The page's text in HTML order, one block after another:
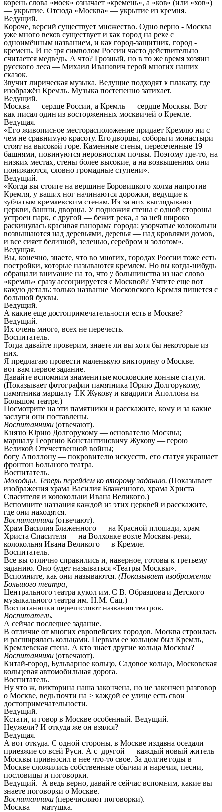
корень слова «моек» означает «кремень», а «ков» (или «хов»)
— укрытие. Отсюда «Москва» — укрытие из кремня.
Ведущий.
Короче, версий существует множество. Одно верно - Москва
уже много веков существует и как город на реке с
одноимённым названием, и как город-защитник, город -
кремень. И не зря символом России часто действительно
считается медведь. А что? Грозный, но в то же время хозяин
русского леса — Михаил Иванович герой многих наших
сказок.
Звучит лирическая музыка. Ведущие подходят к плакату, где
изображён Кремль. Музыка постепенно затихает.
Ведущий.
Москва — сердце России, а Кремль — сердце Москвы. Вот
как писал один из восторженных москвичей о Кремле.
Ведущая.
«Его живописное месторасположение придает Кремлю ни с
чем не сравнимую красоту. Его дворцы, соборы и монастыри
стоят на высокой горе. Каменные стены, пересеченные 19
башнями, повинуются неровностям почвы. Поэтому где-то, на
низких местах, стены более высокие, а на возвышениях они
понижаются, словно громадные ступени».
Ведущий.
«Когда вы стоите на вершине Боровицкого холма напротив
Кремля, у ваших ног начинаются дорожки, ведущие к
зубчатым кремлевским стенам. Из-за них выглядывают
церкви, башни, дворцы. У подножия стены с одной стороны
устроен парк, с другой — бежит река, а за ней широко
раскинулась красивая панорама города: узорчатые колокольни
возвышаются над деревьями, деревья — над кровлями домов,
и все сияет белизной, зеленью, серебром и золотом».
Ведущая.
Вы, конечно, знаете, что во многих, городах России тоже есть
постройки, которые называются кремлем. Но вы когда-нибудь
обращали внимание на то, что у большинства из нас слово
«кремль» сразу ассоциируется с Москвой? Учтите еще вот
какую деталь: только название Московского Кремля пишется с
большой буквы.
Ведущий.
А какие еще достопримечательности есть в Москве?
Ведущий.
Их очень много, всех не перечесть.
Воспитатель.
Тогда давайте проверим, знаете ли вы хотя бы некоторые из
них.
Я предлагаю провести маленькую викторину о Москве.
вот вам первое задание.
Давайте вспомним знаменитые московские конные статуи.
(Показывает фотографии памятника Юрию Долгорукому,
памятника маршалу Т.К Жукову и квадриги Аполлона на
Большом театре.)
Посмотрите на эти памятники и расскажите, кому и за какие
заслуги они поставлены.
Воспитанники (отвечают).
Князю Юрию Долгорукому — основателю Москвы;
маршалу Георгию Константиновичу Жукову — герою
Великой Отечественной войны;
богу Аполлону — покровителю искусств, его статуя украшает
фронтон Большого театра.
Воспитатель.
Молодцы. Теперь перейдем ко второму заданию. (Показывает
изображения храма Василия Блаженного, храма Христа
Спасителя и колокольни Ивана Великого.)
Вспомните названия каждой из этих церквей и расскажите,
где они находятся.
Воспитанники (отвечают).
Храм Василия Блаженного — на Красной площади, храм
Христа Спасителя — на Волхонке возле Москвы-реки,
колокольня Ивана Великого — в Кремле.
Воспитатель.
Все вы отлично справились и, наверное, готовы к третьему
заданию. Оно будет называться «Театры Москвы».
Вспомните, как они называются. (Показывает изображения
Большого театра,
Центрального театра кукол им. С В. Образцова и Детского
музыкального театра им. Н.М. Сац.)
Воспитанники перечисляют названия театров.
Воспитатель.
А сейчас последнее задание.
В отличие от многих европейских городов. Москва строилась
и расширялась кольцами. Первым ее кольцом был Кремль,
Кремлевская стена. А кто знает другие кольца Москвы?
Воспитанники (отвечают).
Китай-город, Бульварное кольцо, Садовое кольцо, Московская
кольцевая автомобильная дорога.
Воспитатель.
Ну что ж, викторина наша закончена, но не закончен разговор
о Москве, ведь почти на > каждой ее улице есть свои
достопримечательности.
Ведущий.
Кстати, и говор в Москве особенный. Ведущий.
Неужели? И откуда же он взялся?
Ведущая.
А вот откуда. С одной стороны, в Москве издавна оседали
приезжие со всей Руси. А с другой — каждый новый житель
Москвы привносил в нее что-то свое. За долгие годы в
Москве сложились собственные обычаи и наречия, песни,
пословицы и поговорки.
Ведущий. А ведь верно, давайте сейчас вспомним, какие вы
знаете поговорки о Москве.
Воспитанники (перечисляют поговорки).
Москва — матушка.